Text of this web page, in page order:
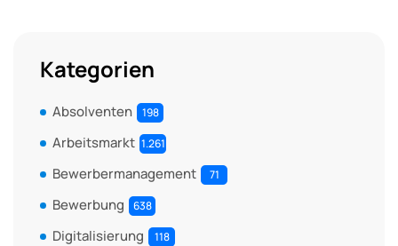
Kategorien
Absolventen 198
Arbeitsmarkt 1.261
Bewerbermanagement 71
Bewerbung 638
Digitalisierung 118